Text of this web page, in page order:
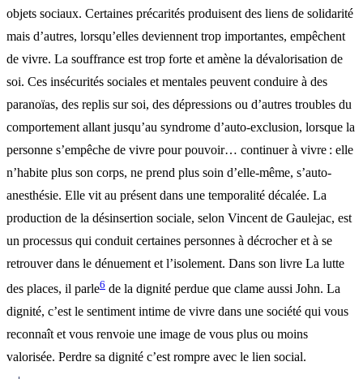
objets sociaux. Certaines précarités produisent des liens de solidarité
mais d’autres, lorsqu’elles deviennent trop importantes, empêchent
de vivre. La souffrance est trop forte et amène la dévalorisation de
soi. Ces insécurités sociales et mentales peuvent conduire à des
paranoïas, des replis sur soi, des dépressions ou d’autres troubles du
comportement allant jusqu’au syndrome d’auto-exclusion, lorsque la
personne s’empêche de vivre pour pouvoir… continuer à vivre : elle
n’habite plus son corps, ne prend plus soin d’elle-même, s’auto-
anesthésie. Elle vit au présent dans une temporalité décalée. La
production de la désinsertion sociale, selon Vincent de Gaulejac, est
un processus qui conduit certaines personnes à décrocher et à se
retrouver dans le dénuement et l’isolement. Dans son livre La lutte
des places, il parle6 de la dignité perdue que clame aussi John. La
dignité, c’est le sentiment intime de vivre dans une société qui vous
reconnaît et vous renvoie une image de vous plus ou moins
valorisée. Perdre sa dignité c’est rompre avec le lien social.